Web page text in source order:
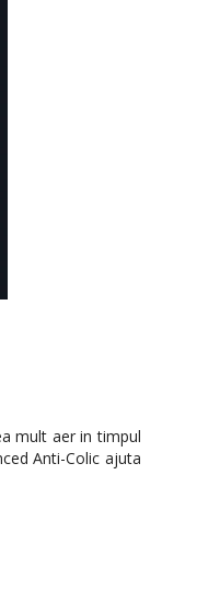
mult aer in timpul
Anti-Colic ajuta